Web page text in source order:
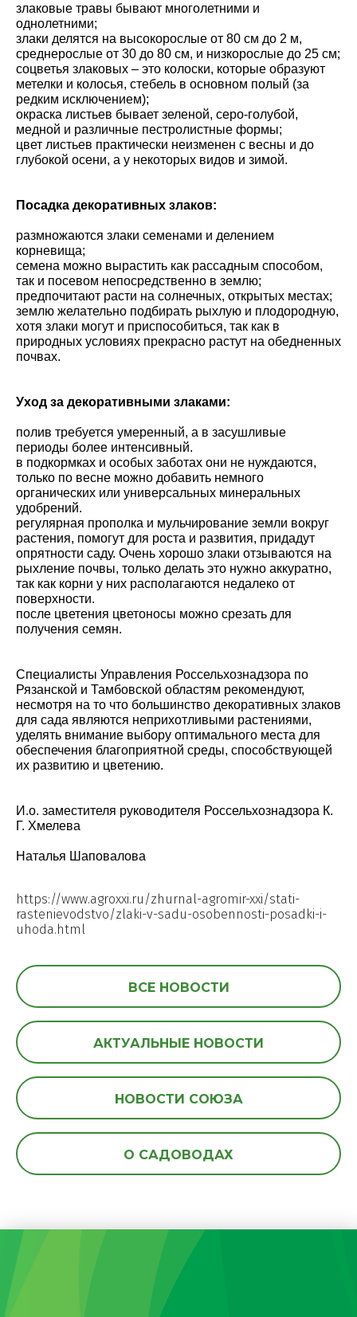
злаковые травы бывают многолетними и
однолетними;
злаки делятся на высокорослые от 80 см до 2 м,
среднерослые от 30 до 80 см, и низкорослые до 25 см;
соцветья злаковых – это колоски, которые образуют
метелки и колосья, стебель в основном полый (за
редким исключением);
окраска листьев бывает зеленой, серо-голубой,
медной и различные пестролистные формы;
цвет листьев практически неизменен с весны и до
глубокой осени, а у некоторых видов и зимой.
Посадка декоративных злаков:
размножаются злаки семенами и делением
корневища;
семена можно вырастить как рассадным способом,
так и посевом непосредственно в землю;
предпочитают расти на солнечных, открытых местах;
землю желательно подбирать рыхлую и плодородную,
хотя злаки могут и приспособиться, так как в
природных условиях прекрасно растут на обедненных
почвах.
Уход за декоративными злаками:
полив требуется умеренный, а в засушливые
периоды более интенсивный.
в подкормках и особых заботах они не нуждаются,
только по весне можно добавить немного
органических или универсальных минеральных
удобрений.
регулярная прополка и мульчирование земли вокруг
растения, помогут для роста и развития, придадут
опрятности саду. Очень хорошо злаки отзываются на
рыхление почвы, только делать это нужно аккуратно,
так как корни у них располагаются недалеко от
поверхности.
после цветения цветоносы можно срезать для
получения семян.
Специалисты Управления Россельхознадзора по
Рязанской и Тамбовской областям рекомендуют,
несмотря на то что большинство декоративных злаков
для сада являются неприхотливыми растениями,
уделять внимание выбору оптимального места для
обеспечения благоприятной среды, способствующей
их развитию и цветению.
И.о. заместителя руководителя Россельхознадзора К.
Г. Хмелева
Наталья Шаповалова
https://www.agroxxi.ru/zhurnal-agromir-xxi/stati-
rastenievodstvo/zlaki-v-sadu-osobennosti-posadki-i-
uhoda.html
ВСЕ НОВОСТИ
АКТУАЛЬНЫЕ НОВОСТИ
НОВОСТИ СОЮЗА
О САДОВОДАХ